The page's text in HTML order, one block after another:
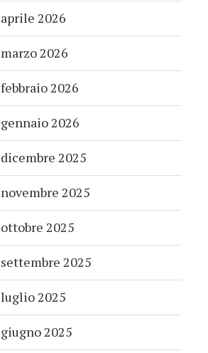
aprile 2026
marzo 2026
febbraio 2026
gennaio 2026
dicembre 2025
novembre 2025
ottobre 2025
settembre 2025
luglio 2025
giugno 2025